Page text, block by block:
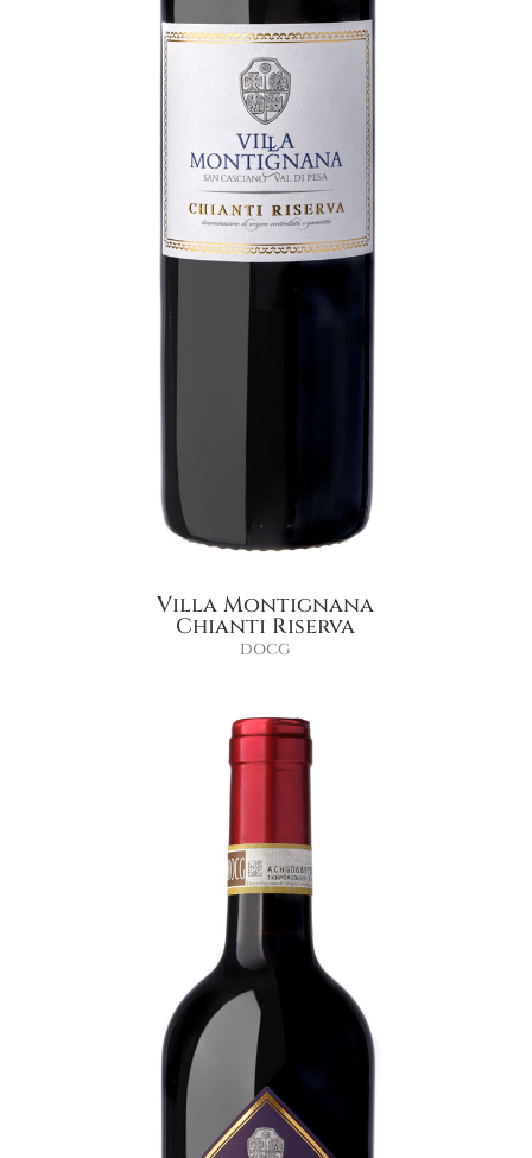
Villa Montignana
Chianti Riserva
DOCG